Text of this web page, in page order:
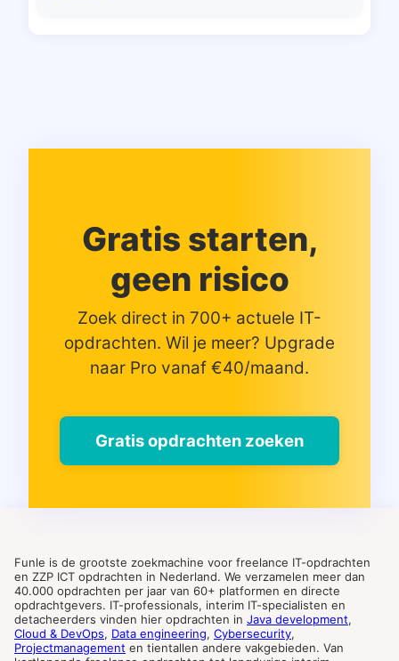
Gratis starten,
geen risico
Zoek direct in 700+ actuele IT-
opdrachten. Wil je meer? Upgrade
naar Pro vanaf €40/maand.
Gratis opdrachten zoeken
Funle is de grootste zoekmachine voor freelance IT-opdrachten
en ZZP ICT opdrachten in Nederland. We verzamelen meer dan
40.000 opdrachten per jaar van 60+ platformen en directe
opdrachtgevers. IT-professionals, interim IT-specialisten en
detacheerders vinden hier opdrachten in Java development,
Cloud & DevOps, Data engineering, Cybersecurity,
Projectmanagement en tientallen andere vakgebieden. Van